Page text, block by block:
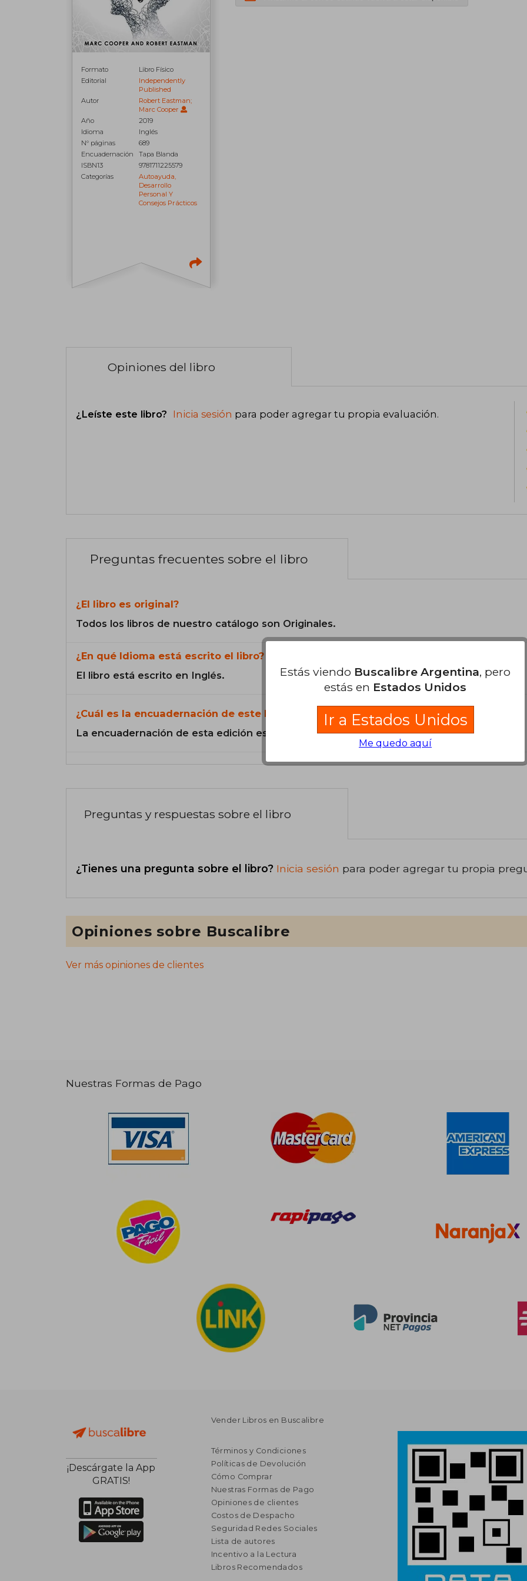
Formato
Libro Físico
Editorial
Independently
Published
Autor
Robert Eastman;
Marc Cooper
Año
2019
Idioma
Inglés
N° páginas
689
Encuadernación
Tapa Blanda
ISBN13
9781711225579
Categorías
Autoayuda,
Desarrollo
Personal Y
Consejos Prácticos
Opiniones del libro
¿Leíste este libro? Inicia sesión para poder agregar tu propia evaluación.
Preguntas frecuentes sobre el libro
¿El libro es original?
Todos los libros de nuestro catálogo son Originales.
¿En qué Idioma está escrito el libro?
El libro está escrito en Inglés.
¿Cuál es la encuadernación de este libro?
La encuadernación de esta edición es Tapa Blanda.
Preguntas y respuestas sobre el libro
¿Tienes una pregunta sobre el libro? Inicia sesión para poder agregar tu propia
Opiniones sobre Buscalibre
Ver más opiniones de clientes
Nuestras Formas de Pago
¡Descárgate la App
GRATIS!
Vender Libros en Buscalibre
Términos y Condiciones
Políticas de Devolución
Cómo Comprar
Nuestras Formas de Pago
Opiniones de clientes
Costos de Despacho
Seguridad Redes Sociales
Lista de autores
Incentivo a la Lectura
Libros Recomendados
Estás viendo Buscalibre Argentina, pero
estás en Estados Unidos
Ir a Estados Unidos
Me quedo aquí